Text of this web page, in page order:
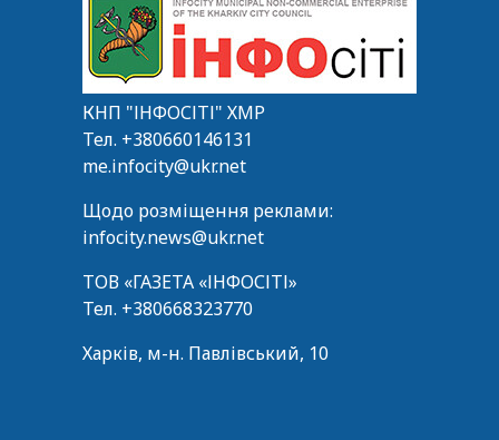
КНП "ІНФОСІТІ" ХМР
Тел. +380660146131
me.infocity@ukr.net
Щодо розміщення реклами:
infocity.news@ukr.net
ТОВ «ГАЗЕТА «ІНФОСІТІ»
Тел. +380668323770
Харків, м-н. Павлівський, 10